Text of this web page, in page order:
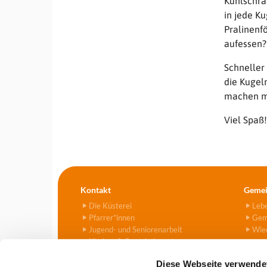
Diese Webseite
in jede
aufessen?
die
machen
Viel
Kontakt
Die Küsterei
Pfarrer*innen
Jugend- und Seniorenarbeit
Kirchen & Gemeindezentren